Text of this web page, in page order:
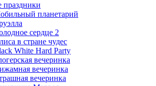
праздники
планетарий
сердце 2
в стране чудес
White Hard Party
вечеринка
вечеринка
вечеринка